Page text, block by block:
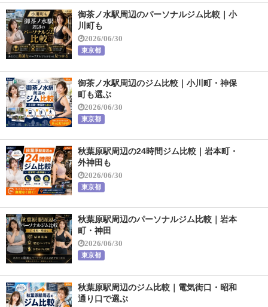
御茶ノ水駅周辺のパーソナルジム比較｜小
川町も
2026/06/30
東京都
御茶ノ水駅周辺のジム比較｜小川町・神保
町も選ぶ
2026/06/30
東京都
秋葉原駅周辺の24時間ジム比較｜岩本町・
外神田も
2026/06/30
東京都
秋葉原駅周辺のパーソナルジム比較｜岩本
町・神田
2026/06/30
東京都
秋葉原駅周辺のジム比較｜電気街口・昭和
通り口で選ぶ